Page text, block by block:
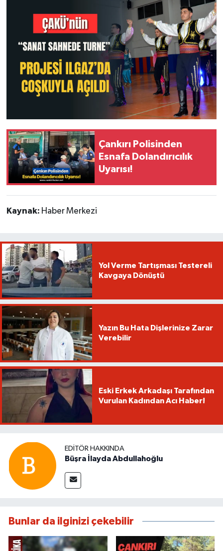
Çankırı Polisinden
Esnafa Dolandırıcılık
Uyarısı!
Kaynak: Haber Merkezi
Yol Verme Tartışması Testereli
Kavgaya Dönüştü
Yazın Bu Hata Dişlerinize Zarar
Verebilir
Eski Erkek Arkadaşı Tarafından
Vurulan Kadından Acı Haber!
EDITÖR HAKKINDA
Büşra İlayda Abdullahoğlu
Bunlar da ilginizi çekebilir